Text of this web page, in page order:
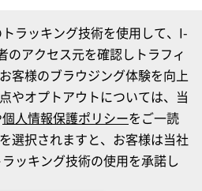
ラッキング技術を使用して、I-
のアクセス元を確認しトラフィ
客様のブラウジング体験を向上
やオプトアウトについては、当
個人情報保護ポリシーをご一読
選択されますと、お客様は当社
ッキング技術の使用を承諾し